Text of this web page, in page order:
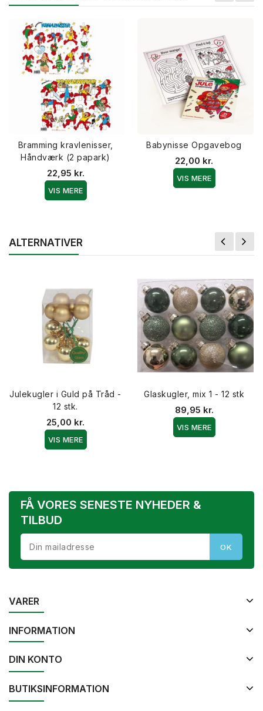
Bramming kravlenisser,
Håndværk (2 papark)
22,95 kr.
VIS MERE
Babynisse Opgavebog
22,00 kr.
VIS MERE
ALTERNATIVER
Julekugler i Guld på Tråd -
12 stk.
25,00 kr.
VIS MERE
Glaskugler, mix 1 - 12 stk
89,95 kr.
VIS MERE
FÅ VORES SENESTE NYHEDER &
TILBUD
VARER
INFORMATION
DIN KONTO
BUTIKSINFORMATION